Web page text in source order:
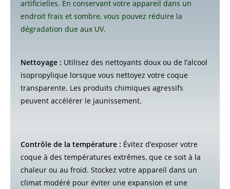
artificielles. En conservant votre appareil dans un
endroit frais et sombre, vous pouvez réduire la
dégradation due aux UV.
Nettoyage : Utilisez des nettoyants doux ou de l’alcool
isopropylique lorsque vous nettoyez votre coque
transparente. Les produits chimiques agressifs
peuvent accélérer le jaunissement.
Contrôle de la température : Évitez d’exposer votre
coque à des températures extrêmes, que ce soit à la
chaleur ou au froid. Stockez votre appareil dans un
climat modéré pour éviter une expansion et une